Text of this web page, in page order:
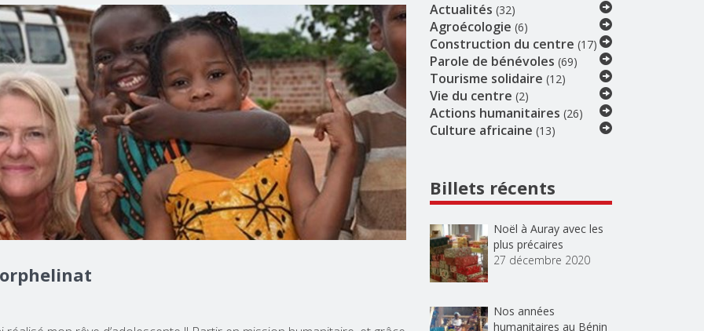
Actualités (32)
Agroécologie (6)
Construction du centre (17)
Parole de bénévoles (69)
Tourisme solidaire (12)
Vie du centre (2)
Actions humanitaires (26)
Culture africaine (13)
Billets récents
Noël à Auray avec les
plus précaires
27 décembre 2020
Nos années
humanitaires au Bénin